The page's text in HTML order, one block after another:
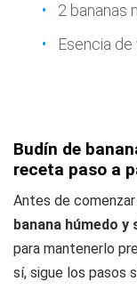
2 bananas
Esencia de
Budín de
receta paso a
Antes de
banana húmedo y
para mantenerlo
sí, sigue los pasos